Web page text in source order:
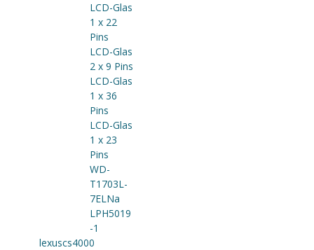
LCD-Glas
1 x 22
Pins
LCD-Glas
2 x 9 Pins
LCD-Glas
1 x 36
Pins
LCD-Glas
1 x 23
Pins
WD-
T1703L-
7ELNa
LPH5019
-1
lexuscs4000